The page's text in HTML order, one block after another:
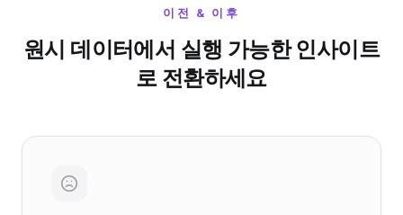
이전 & 이후
원시 데이터에서 실행 가능한 인사이트
로 전환하세요